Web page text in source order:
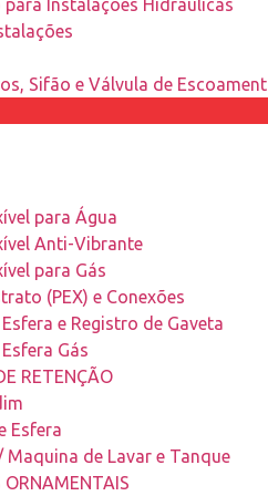
para Instalações Hidraulicas
Sifão e Válvula de
para Água
Anti-Vibrante
para Gás
(PEX) e Conexões
e Registro de Gaveta
Gás
RETENÇÃO
Esfera
Maquina de Lavar e Tanque
ORNAMENTAIS